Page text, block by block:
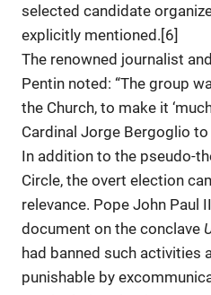
selected candidate
explicitly mentioned.[6]
The renowned journalist
Pentin noted: “The group
the Church, to make it
Cardinal Jorge Bergoglio to
In addition to the pseudo-
Circle, the overt election
relevance. Pope John Paul
document on the conclave
had banned such activities
punishable by